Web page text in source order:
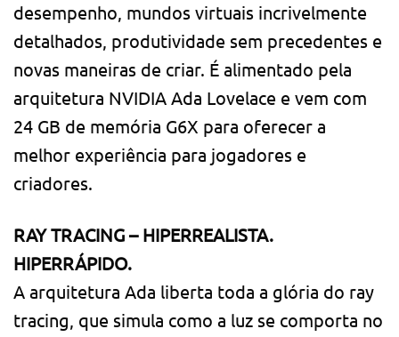
desempenho, mundos virtuais incrivelmente
detalhados, produtividade sem precedentes e
novas maneiras de criar. É alimentado pela
arquitetura NVIDIA Ada Lovelace e vem com
24 GB de memória G6X para oferecer a
melhor experiência para jogadores e
criadores.
RAY TRACING – HIPERREALISTA.
HIPERRÁPIDO.
A arquitetura Ada liberta toda a glória do ray
tracing, que simula como a luz se comporta no